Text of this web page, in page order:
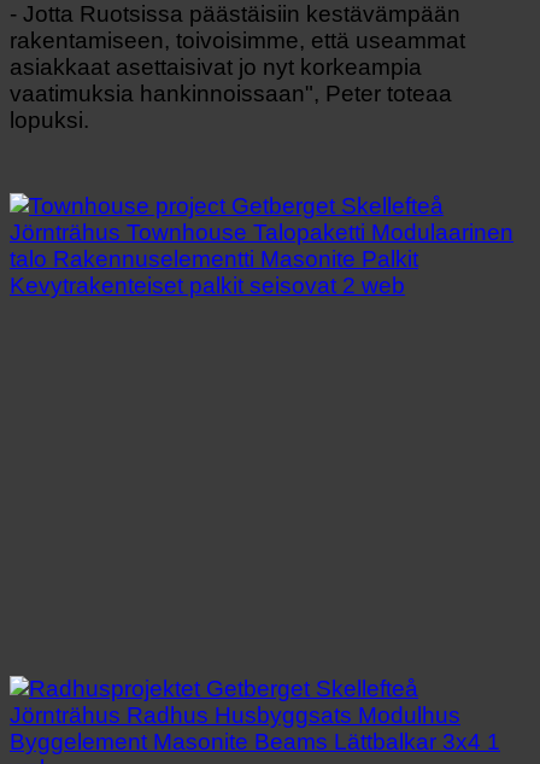
- Jotta Ruotsissa päästäisiin kestävämpään
rakentamiseen, toivoisimme, että useammat
asiakkaat asettaisivat jo nyt korkeampia
vaatimuksia hankinnoissaan", Peter toteaa
lopuksi.